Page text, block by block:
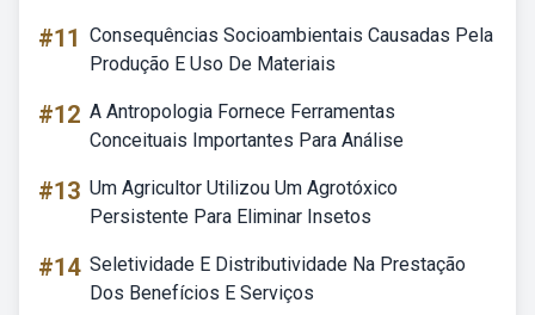
#11 Consequências Socioambientais Causadas Pela
Produção E Uso De Materiais
#12 A Antropologia Fornece Ferramentas
Conceituais Importantes Para Análise
#13 Um Agricultor Utilizou Um Agrotóxico
Persistente Para Eliminar Insetos
#14 Seletividade E Distributividade Na Prestação
Dos Benefícios E Serviços